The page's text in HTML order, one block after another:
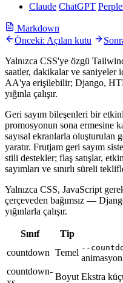
Claude ChatGPT
Markdown
Önceki: Açılan kutu
Yalnızca CSS'ye özgü
saatler, dakikalar ve saniyeler
AA'ya erişilebilir; Django,
yığınla çalışır.
Geri sayım bileşenleri bir
promosyonun sona ermesine
sayısal ekranlarla oluşturulan
yaratır. Frutjam geri sayım
stili destekler; flaş satışlar,
sayımları ve sınırlı süreli
Yalnızca CSS, JavaScript
çerçeveden bağımsız —
yığınlarla çalışır.
Sınıf Tip
countdown Temel --
countdown-
Boyut Ekstra